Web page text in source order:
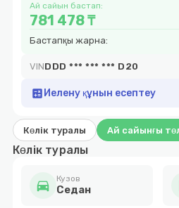
Ай сайын бастап:
781 478 ₸
Бастапқы жарна:
VINDDD *** *** *** D20
calculate Иелену құнын есептеу
Көлік туралы Ай сайынғы
Көлік туралы
directions_car Кузов
Седан